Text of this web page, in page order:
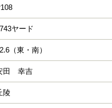
ヤード
（東・南）
田 幸吉
陵